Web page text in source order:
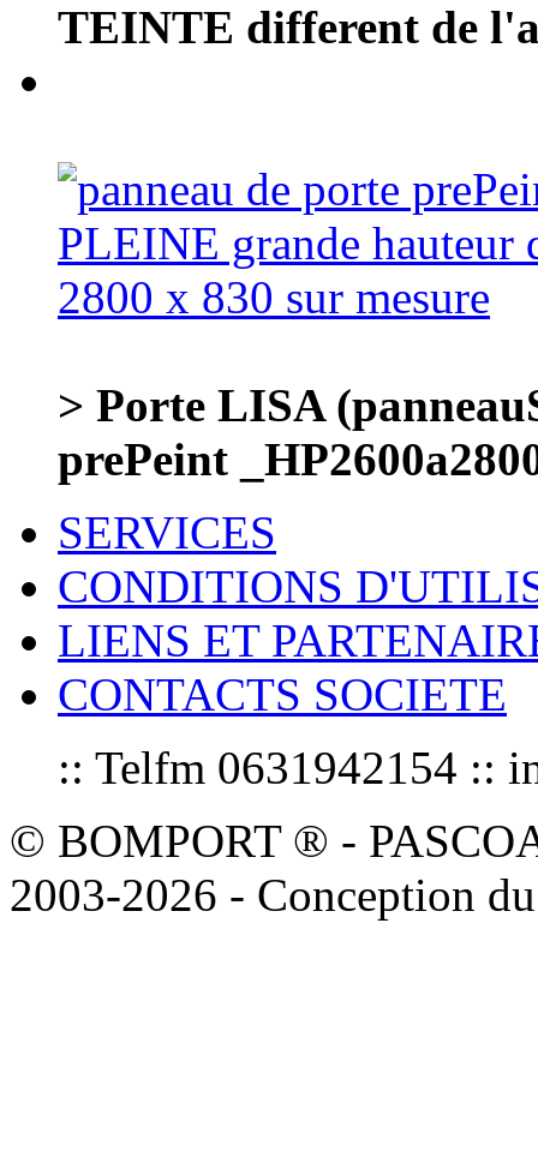
TEINTE different de
> Porte LISA
prePeint
SERVICES
CONDITIONS
LIENS ET
CONTACTS SOCIETE
:: Telfm 0631942154 ::
© BOMPORT ® -
2003-2026 - Conception